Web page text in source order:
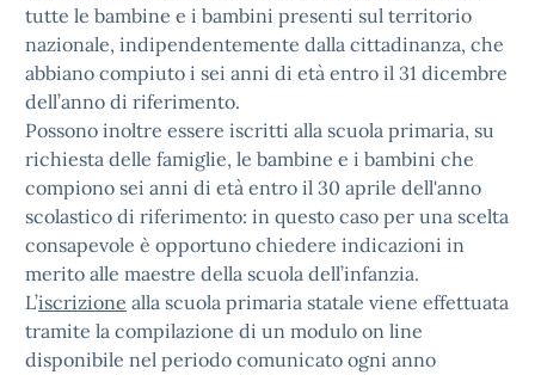
tutte le bambine e i bambini presenti sul territorio
nazionale, indipendentemente dalla cittadinanza, che
abbiano compiuto i sei anni di età entro il 31 dicembre
dell’anno di riferimento.
Possono inoltre essere iscritti alla scuola primaria, su
richiesta delle famiglie, le bambine e i bambini che
compiono sei anni di età entro il 30 aprile dell'anno
scolastico di riferimento: in questo caso per una scelta
consapevole è opportuno chiedere indicazioni in
merito alle maestre della scuola dell’infanzia.
L’iscrizione alla scuola primaria statale viene effettuata
tramite la compilazione di un modulo on line
disponibile nel periodo comunicato ogni anno